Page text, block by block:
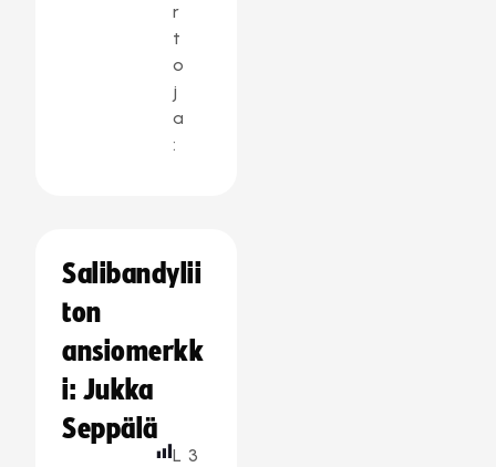
r
t
o
j
a
:
Salibandylii
ton
ansiomerkk
i: Jukka
Seppälä
L 3